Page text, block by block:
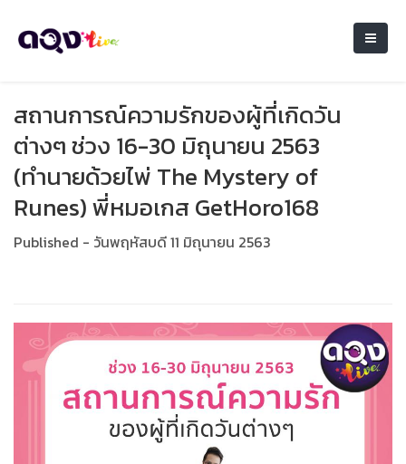
สถานการณ์ความรักของผู้ที่เกิดวัน
ต่างๆ ช่วง 16-30 มิถุนายน 2563
(ทำนายด้วยไพ่ The Mystery of
Runes) พี่หมอเกส GetHoro168
Published - วันพฤหัสบดี 11 มิถุนายน 2563